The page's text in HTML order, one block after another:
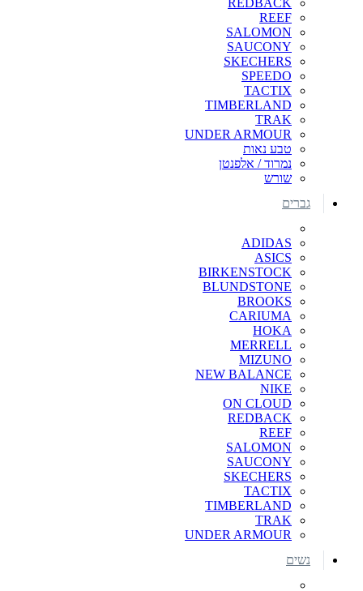
REEF
SALOMON
SAUCONY
SKECHERS
SPEEDO
TACTIX
TIMBERLAND
TRAK
UNDER ARMOUR
טבע נאות
נמרוד / אלפנטן
שורש
גברים
ADIDAS
ASICS
BIRKENSTOCK
BLUNDSTONE
BROOKS
CARIUMA
HOKA
MERRELL
MIZUNO
NEW BALANCE
NIKE
ON CLOUD
REDBACK
REEF
SALOMON
SAUCONY
SKECHERS
TACTIX
TIMBERLAND
TRAK
UNDER ARMOUR
נשים